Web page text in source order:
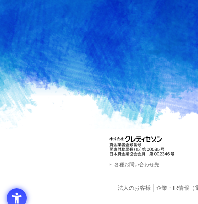
各種お問い合わせ先
法人のお客様 企業・IR情報 （